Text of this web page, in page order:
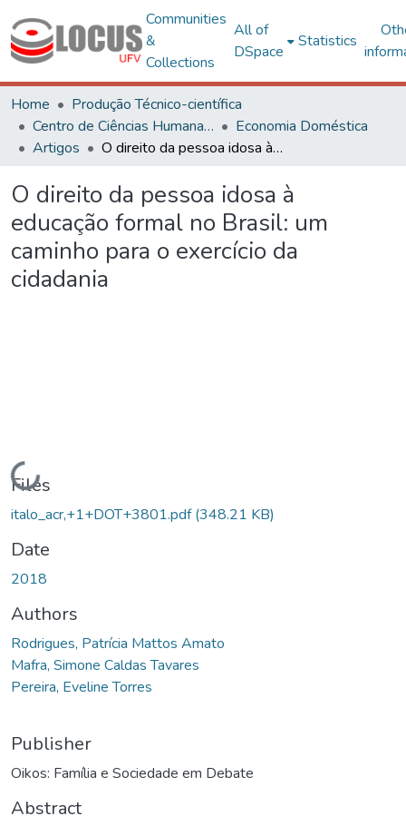
Communities
&
Collections
All of
DSpace
Statistics
Home
Produção Técnico-científica
Centro de Ciências Humanas, Letras e Artes
Economia Doméstica
Artigos
O direito da pessoa idosa à educação formal no Brasil: um caminho para o exercício da cidadania
O direito da pessoa idosa à
educação formal no Brasil: um
caminho para o exercício da
cidadania
Loading...
Files
italo_acr,+1+DOT+3801.pdf(348.21 KB)
Date
2018
Authors
Rodrigues, Patrícia Mattos Amato
Mafra, Simone Caldas Tavares
Pereira, Eveline Torres
Publisher
Oikos: Família e Sociedade em Debate
Abstract